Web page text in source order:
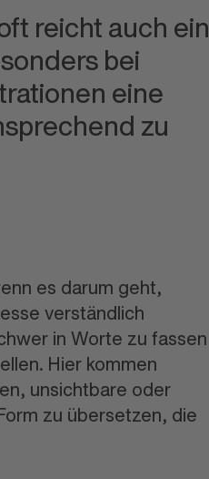
reicht auch ein
bei
eine
zu
es darum geht,
verständlich
in Worte zu fassen
Hier kommen
unsichtbare oder
zu übersetzen, die